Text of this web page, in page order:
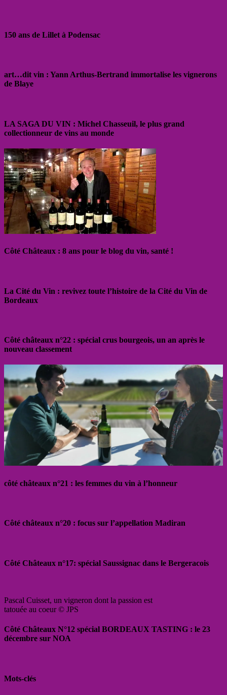
150 ans de Lillet à Podensac
art…dit vin : Yann Arthus-Bertrand immortalise les vignerons
de Blaye
LA SAGA DU VIN : Michel Chasseuil, le plus grand
collectionneur de vins au monde
Côté Châteaux : 8 ans pour le blog du vin, santé !
La Cité du Vin : revivez toute l’histoire de la Cité du Vin de
Bordeaux
Côté châteaux n°22 : spécial crus bourgeois, un an après le
nouveau classement
côté châteaux n°21 : les femmes du vin à l’honneur
Côté châteaux n°20 : focus sur l’appellation Madiran
Côté Châteaux n°17: spécial Saussignac dans le Bergeracois
Pascal Cuisset, un vigneron dont la passion est
tatouée au coeur © JPS
Côté Châteaux N°12 spécial BORDEAUX TASTING : le 23
décembre sur NOA
Mots-clés